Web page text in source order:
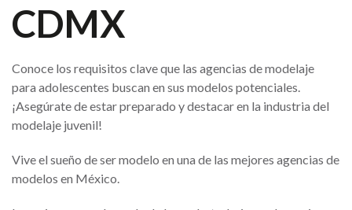
CDMX
Conoce los requisitos clave que las agencias de modelaje
para adolescentes buscan en sus modelos potenciales.
¡Asegúrate de estar preparado y destacar en la industria del
modelaje juvenil!
Vive el sueño de ser modelo en una de las mejores agencias de
modelos en México.